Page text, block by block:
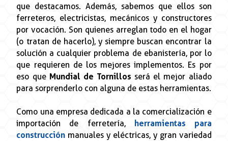
que destacamos. Además, sabemos que ellos son
ferreteros, electricistas, mecánicos y constructores
por vocación. Son quienes arreglan todo en el hogar
(o tratan de hacerlo), y siempre buscan encontrar la
solución a cualquier problema de ebanistería, por lo
que requieren de los mejores implementos. Es por
eso queMundial de Tornillos será el mejor aliado
para sorprenderlo con alguna de estas herramientas.
Como una empresa dedicada a la comercialización e
importación de ferretería,
herramientas para
construcción manuales y eléctricas, y gran variedad